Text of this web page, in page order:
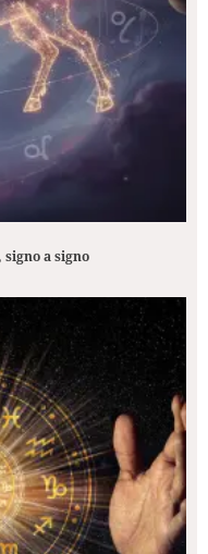
a signo